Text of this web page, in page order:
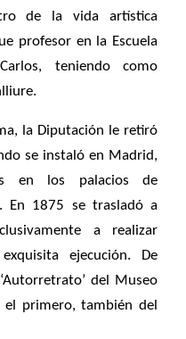
de la vida artística
profesor en la Escuela
teniendo como
la Diputación le retiró
se instaló en Madrid,
en los pa­lacios de
En 1875 se trasladó a
a realizar
ejecución. De
del Museo
primero, también del